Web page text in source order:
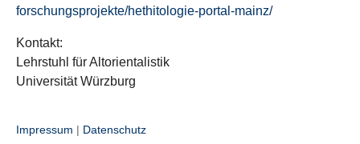
forschungsprojekte/hethitologie-portal-mainz/
Kontakt:
Lehrstuhl für Altorientalistik
Universität Würzburg
Impressum | Datenschutz